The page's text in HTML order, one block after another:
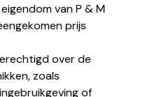
van P & M
prijs
over de
zoals
of